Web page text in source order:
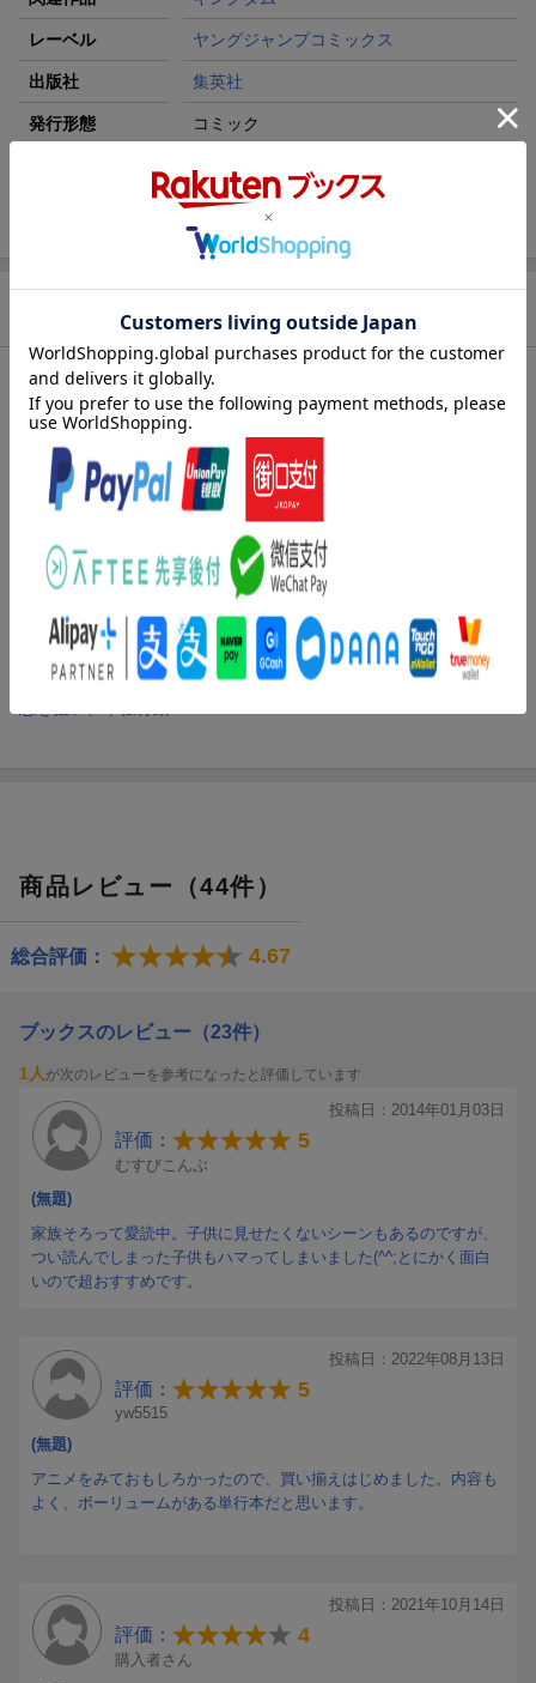
レーベル ヤングジャンプコミックス
出版社 集英社
発行形態 コミック
9784088775630
商品説明
内容紹介
内容紹介（JPROより）
狙うは将軍の首。
ついに乾原で始まる趙との決戦。蒙武は秦軍の先陣を切って突撃
を開始。一方、王騎から特命を受けた飛信隊は、敵将の一人・馮
商品レビュー（44件）
総合評価： 4.67
ブックスのレビュー（23件）
1人 が次のレビューを参考になったと評価しています
投稿日：2014年01月03日
評価： 5
むすびこんぶ
(無題)
家族そろって愛読中。子供に見せたくないシーンもあるのですが、
つい読んでしまった子供もハマってしまいました(^^;とにかく面白
いので超おすすめです。
投稿日：2022年08月13日
評価： 5
yw5515
(無題)
アニメをみておもしろかったので、買い揃えはじめました。内容も
よく、ボーリュームがある単行本だと思います。
投稿日：2021年10月14日
評価： 4
購入者さん